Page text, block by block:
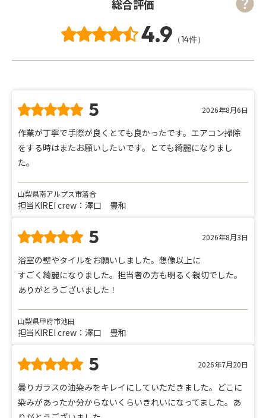
総合評価
4.9 （14件）
5 2026年8月6日
作業が丁寧で手際が良くとても良かったです。エアコン掃除
をする時はまたお願いしたいです。とても綺麗になりまし
た。
山梨県南アルプス市落合
担当KIREI crew：澤口 豊和
5 2026年8月3日
浴室の壁やタイルをお願いしました。想像以上に
すごく綺麗になりました。担当者の方も明るく親切でした。
ありがとうございました！
山梨県甲府市池田
担当KIREI crew：澤口 豊和
5 2026年7月20日
曇りガラスの油染みをキレイにしていただきました。どこに
染みがあったか分からないくらいきれいになってました。あ